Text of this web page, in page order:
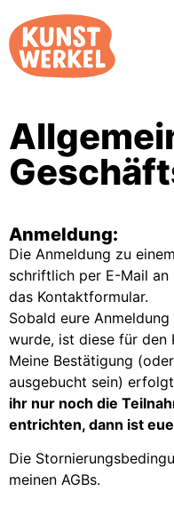
Anmeldung:
Die Anmeldung zu
schriftlich per E-Mail
das Kontaktformular.
Sobald eure
wurde, ist diese für den
Meine Bestätigung
ausgebucht sein)
ihr nur noch die
entrichten, dann ist
Die
meinen AGBs.